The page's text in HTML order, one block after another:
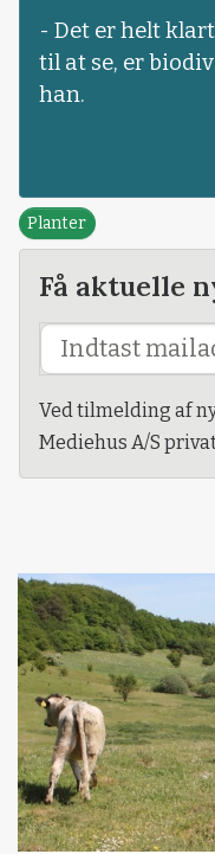
- Det er helt
til at se, er
han.
Planter
Få aktuelle
Ved tilmelding af
Mediehus A/S